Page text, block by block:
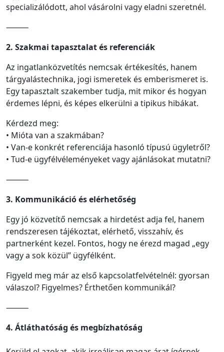
specializálódott, ahol vásárolni vagy eladni szeretnél.
⸻
2. Szakmai tapasztalat és referenciák
Az ingatlanközvetítés nemcsak értékesítés, hanem
tárgyalástechnika, jogi ismeretek és emberismeret is.
Egy tapasztalt szakember tudja, mit mikor és hogyan
érdemes lépni, és képes elkerülni a tipikus hibákat.
Kérdezd meg:
• Mióta van a szakmában?
• Van-e konkrét referenciája hasonló típusú ügyletről?
• Tud-e ügyfélvéleményeket vagy ajánlásokat mutatni?
⸻
3. Kommunikáció és elérhetőség
Egy jó közvetítő nemcsak a hirdetést adja fel, hanem
rendszeresen tájékoztat, elérhető, visszahív, és
partnerként kezel. Fontos, hogy ne érezd magad „egy
vagy a sok közül” ügyfélként.
Figyeld meg már az első kapcsolatfelvételnél: gyorsan
válaszol? Figyelmes? Érthetően kommunikál?
⸻
4. Átláthatóság és megbízhatóság